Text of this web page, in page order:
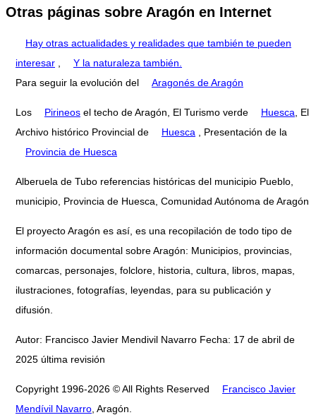
Otras páginas sobre Aragón en Internet
Hay otras actualidades y realidades que también te pueden
interesar ,
Y la naturaleza también.
Para seguir la evolución del
Aragonés de Aragón
Los Pirineos el techo de Aragón, El Turismo verde Huesca, El
Archivo histórico Provincial de
Huesca , Presentación de la
Provincia de Huesca
Alberuela de Tubo referencias históricas del municipio Pueblo,
municipio, Provincia de Huesca, Comunidad Autónoma de Aragón
El proyecto Aragón es así, es una recopilación de todo tipo de
información documental sobre Aragón: Municipios, provincias,
comarcas, personajes, folclore, historia, cultura, libros, mapas,
ilustraciones, fotografías, leyendas, para su publicación y
difusión.
Autor: Francisco Javier Mendivil Navarro Fecha: 17 de abril de
2025 última revisión
Copyright 1996-2026 © All Rights Reserved
Francisco Javier
Mendívil Navarro, Aragón.